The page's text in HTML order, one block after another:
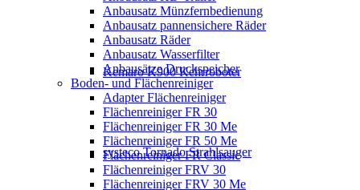
Kemaro K900 Kehrroboter
systeco Tornado Strahlsauger
Anbausatz Münzfernbedienung
Anbausatz pannensichere Räder
Anbausatz Räder
Anbausatz Wasserfilter
Anbausätze Druckspeicher
Boden- und Flächenreiniger
Adapter Flächenreiniger
Flächenreiniger FR 30
Flächenreiniger FR 30 Me
Flächenreiniger FR 50 Me
Flächenreiniger FR Classic
Flächenreiniger FRV 30
Flächenreiniger FRV 30 Me